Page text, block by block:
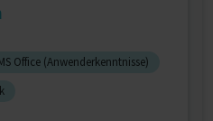
Office (Anwenderkenntnisse)